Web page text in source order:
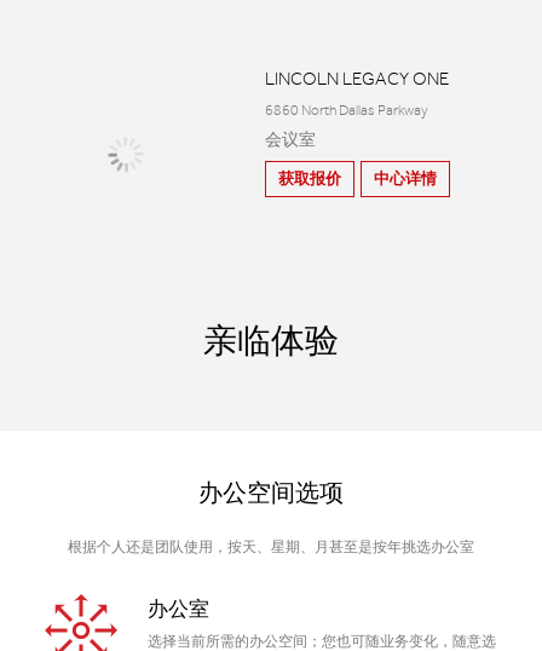
LINCOLN LEGACY ONE
6860 North Dallas Parkway
会议室
获取报价 中心详情
亲临体验
办公空间选项
根据个人还是团队使用，按天、星期、月甚至是按年挑选办公室
办公室
选择当前所需的办公空间；您也可随业务变化，随意选